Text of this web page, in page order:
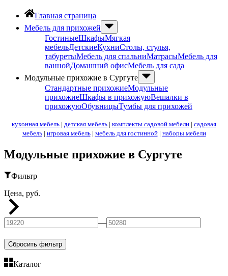
Главная страница
Мебель для прихожей
ГостиныеШкафыМягкая
мебельДетскиеКухниСтолы, стулья,
табуретыМебель для спальниМатрасыМебель для
ваннойДомашний офисМебель для сада
Модульные прихожие в Сургуте
Стандартные прихожиеМодульные
прихожиеШкафы в прихожуюВешалки в
прихожуюОбувницыТумбы для прихожей
кухонная мебель | детская мебель | комплекты садовой мебели | садовая
мебель| игровая мебель| мебель для гостинной| наборы мебели
Модульные прихожие в Сургуте
Фильтр
Цена, руб.
—
Сбросить фильтр
Каталог